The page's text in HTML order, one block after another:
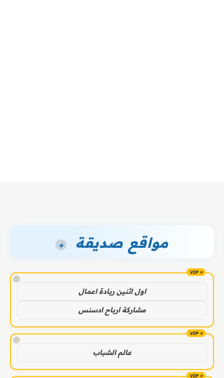
مواقع صديقة +
!
اول اثنين ريادة اعمال
مشاركة ارباح ادسنس
!
عالم الشباب